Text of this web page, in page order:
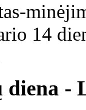
14
diena -